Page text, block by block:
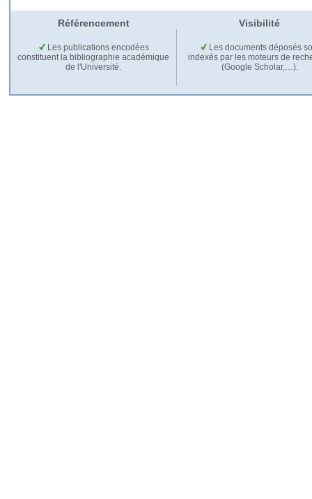
Référencement Visibilité
Les publications encodées
constituent la bibliographie académique
de l'Université.
Les documents déposés
indexés par les moteurs de
(Google Scholar,…).